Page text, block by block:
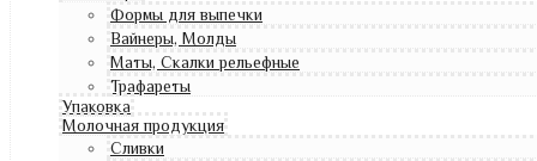
Формы для выпечки
Вайнеры, Молды
Маты, Скалки рельефные
Трафареты
Упаковка
Молочная продукция
Сливки